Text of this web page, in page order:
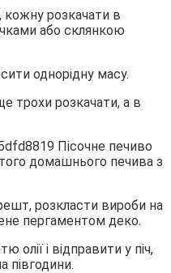
кожну розкачати в
або склянкою
однорідну масу.
трохи розкачати, а в
розкласти вироби на
пергаментом деко.
олії і відправити у піч,
півгодини.